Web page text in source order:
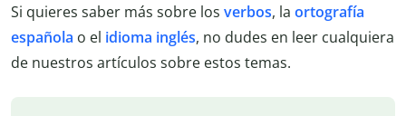
Si quieres saber más sobre los verbos, la ortografía
española o el idioma inglés, no dudes en leer cualquiera
de nuestros artículos sobre estos temas.